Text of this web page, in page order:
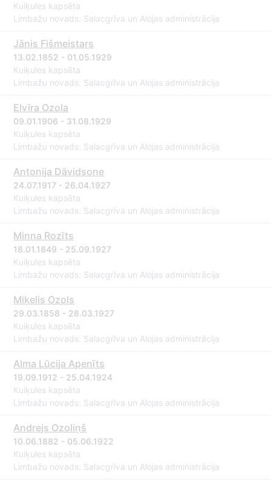
Kuiķules kapsēta
Limbažu novads: Salacgrīva un Alojas administrācija
Jānis Fišmeistars
13.02.1852 - 01.05.1929
Kuiķules kapsēta
Limbažu novads: Salacgrīva un Alojas administrācija
Elvīra Ozola
09.01.1906 - 31.08.1929
Kuiķules kapsēta
Limbažu novads: Salacgrīva un Alojas administrācija
Antonija Dāvidsone
24.07.1917 - 26.04.1927
Kuiķules kapsēta
Limbažu novads: Salacgrīva un Alojas administrācija
Minna Rozīts
18.01.1849 - 25.09.1927
Kuiķules kapsēta
Limbažu novads: Salacgrīva un Alojas administrācija
Miķelis Ozols
29.03.1858 - 28.03.1927
Kuiķules kapsēta
Limbažu novads: Salacgrīva un Alojas administrācija
Alma Lūcija Apenīts
19.09.1912 - 25.04.1924
Kuiķules kapsēta
Limbažu novads: Salacgrīva un Alojas administrācija
Andrejs Ozoliņš
10.06.1882 - 05.06.1922
Kuiķules kapsēta
Limbažu novads: Salacgrīva un Alojas administrācija